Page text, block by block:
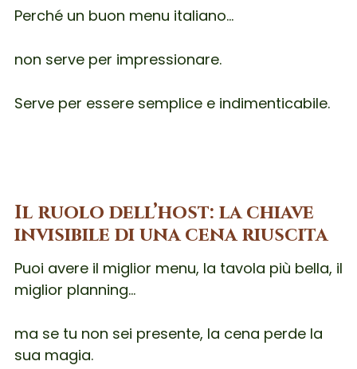
Perché un buon menu italiano…
non serve per impressionare.
Serve per essere semplice e indimenticabile.
Il ruolo dell’host: la chiave
invisibile di una cena riuscita
Puoi avere il miglior menu, la tavola più bella, il
miglior planning…
ma se tu non sei presente, la cena perde la
sua magia.